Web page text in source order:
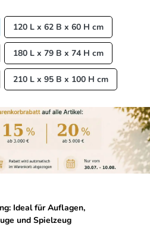
120 L x 62 B x 60 H cm
180 L x 79 B x 74 H cm
210 L x 95 B x 100 H cm
Ideal für Auflagen,
und Spielzeug